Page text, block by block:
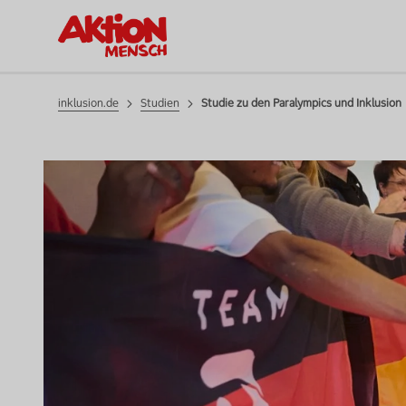
StudienStudie zu den Paralympics und
inklusion.de Studien Studie zu den Paralympics und Inklusion